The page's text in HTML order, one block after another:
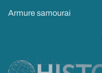
Armure samourai